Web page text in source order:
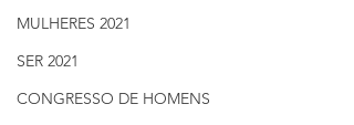
MULHERES 2021
SER 2021
CONGRESSO DE HOMENS